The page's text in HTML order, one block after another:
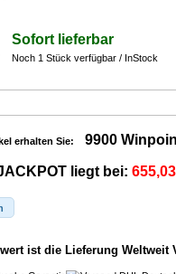
Sofort lieferbar
Noch 1 Stück verfügbar / InStock
erhalten Sie: 9900
liegt bei:
ist die Lieferung Weltweit